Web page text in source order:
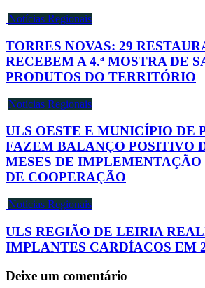
Notícias Regionais
TORRES NOVAS: 29
RECEBEM A 4.ª MOSTRA DE
PRODUTOS DO TERRITÓRIO
Notícias Regionais
ULS OESTE E MUNICÍPIO DE
FAZEM BALANÇO POSITIVO
MESES DE IMPLEMENTAÇÃO
DE COOPERAÇÃO
Notícias Regionais
ULS REGIÃO DE LEIRIA
IMPLANTES CARDÍACOS EM
Deixe um comentário